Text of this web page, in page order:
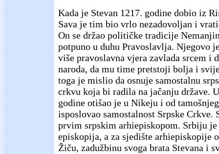
Kada je Stevan 1217. godine dobio iz
Sava je tim bio vrlo nezadovoljan i
On se držao političke tradicije
potpuno u duhu Pravoslavlja. Njegovo
više pravoslavna vjera zavlada srcem i
naroda, da mu time pretstoji bolja i
toga je mislio da osnuje samostalnu
crkvu koja bi radila na jačanju države.
godine otišao je u Nikeju i od
isposlovao samostalnost Srpske Crkve.
prvim srpskim arhiepiskopom. Srbiju je
episkopija, a za sjedište arhiepiskopije
Žiču, zadužbinu svoga brata Stevana i